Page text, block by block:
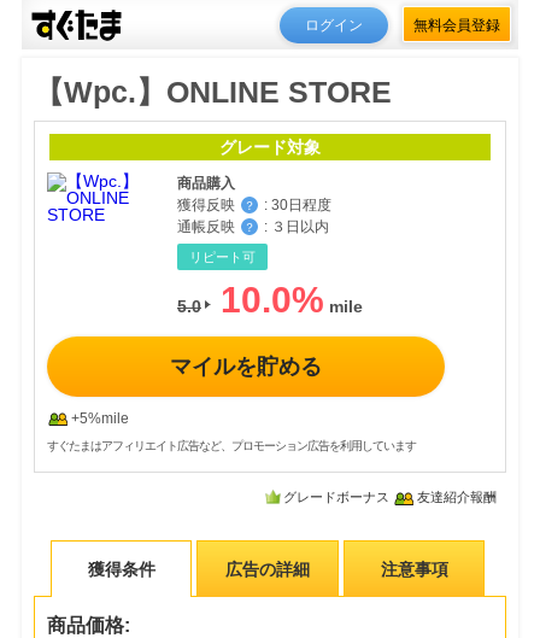
ログイン 無料会員登録
【Wpc.】ONLINE STORE
グレード対象
商品購入
獲得反映
？ : 30日程度
通帳反映
？ : ３日以内
リピート可
5.0 10.0%
マイルを貯める
+5%mile
すぐたまはアフィリエイト広告など、プロモーション広告を利用しています
グレードボーナス 友達紹介報酬
獲得条件 広告の詳細 注意事項
商品価格: